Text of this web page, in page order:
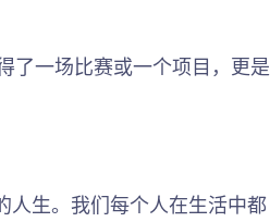
了一场比赛或一个项目，更是
人生。我们每个人在生活中都